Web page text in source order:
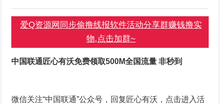
爱Q资源网同步偷撸线报软件活动分享群赚钱撸实
物,点击加群~
中国联通匠心有沃免费领取500M全国流量 非秒到
微信关注“中国联通”公众号，回复匠心有沃，点击进入活